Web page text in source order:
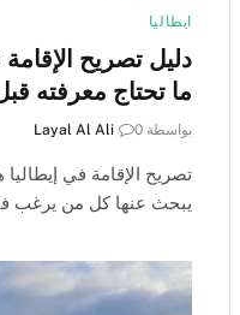
ايطاليا
ما تحتاج معرفته
بواسطة Layal Al Ali 0
تصريح الإقامة في
يبحث عنها كل من يرغب